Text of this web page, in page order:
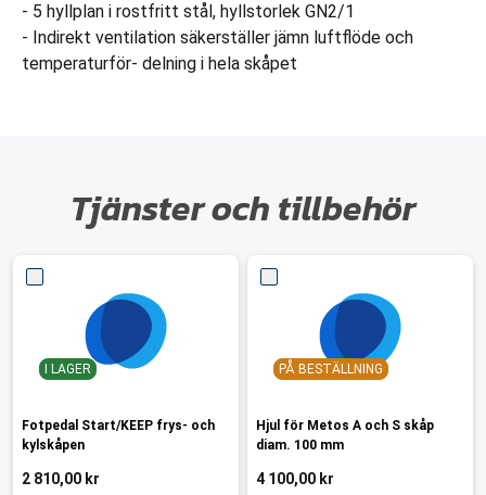
- 5 hyllplan i rostfritt stål, hyllstorlek GN2/1
- Indirekt ventilation säkerställer jämn luftflöde och
temperaturför- delning i hela skåpet
Tjänster och tillbehör
I LAGER
Fotpedal Start/KEEP frys- och
kylskåpen
2 810,00 kr
PÅ BESTÄLLNING
Hjul för Metos A och S skåp
diam. 100 mm
4 100,00 kr